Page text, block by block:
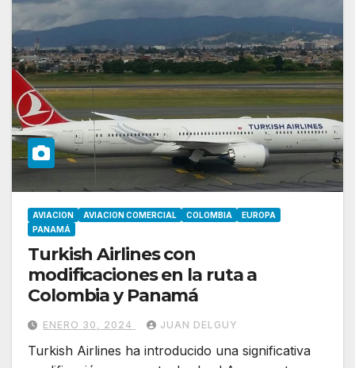
AVIACION AVIACION COMERCIAL COLOMBIA
EUROPA
PANAMÁ
Turkish Airlines con
modificaciones en la ruta a
Colombia y Panamá
ENERO 30, 2024 JUAN DELGUY
Turkish Airlines ha introducido una significativa